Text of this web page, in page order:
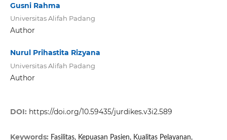
Gusni Rahma
Universitas Alifah Padang
Author
Nurul Prihastita Rizyana
Universitas Alifah Padang
Author
DOI: https://doi.org/10.59435/jurdikes.v3i2.589
Keywords: Fasilitas, Kepuasan Pasien, Kualitas Pelayanan,